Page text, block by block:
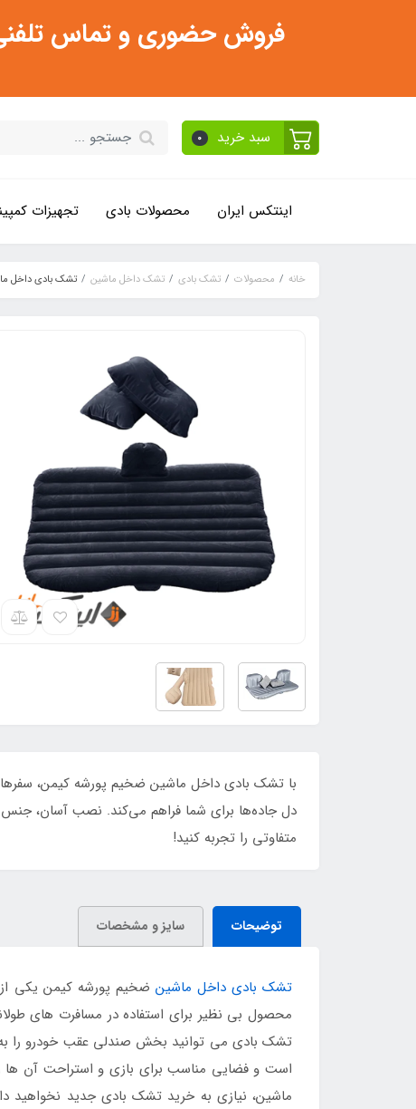
فروش حضوری و تماس تلفنی فقط از ساعت 11:30 صبح تا 2
سبد خرید 0
اینتکس ایران محصولات بادی تجهیزات
خانه محصولات تشک بادی تشک داخل ماشین تشک بادی داخل
با تشک بادی داخل ماشین ضخیم پورشه کیمن،
دل جاده‌ها برای شما فراهم می‌کند. نصب آسان، جنس
متفاوتی را تجربه کنید!
توضیحات سایز و مشخصات
تشک بادی داخل ماشین ضخیم پورشه کیمن یکی از
محصول بی نظیر برای استفاده در مسافرت های
تشک بادی می توانید بخش صندلی عقب خودرو را
است و فضایی مناسب برای بازی و استراحت آن ها
ماشین، نیازی به خرید تشک بادی جدید نخواهید